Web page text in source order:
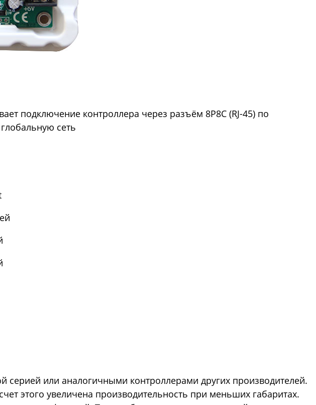
подключение контроллера через разъём 8P8C (RJ-45) по
сеть
или аналогичными контроллерами других производителей.
этого увеличена производительность при меньших габаритах.